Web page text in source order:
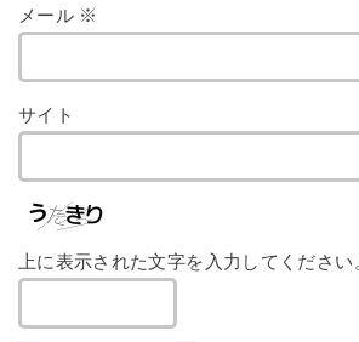
メール ※
サイト
上に表示された文字を入力してください